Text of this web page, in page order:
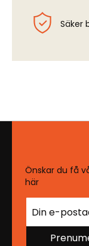
Säker
Önskar du få
här